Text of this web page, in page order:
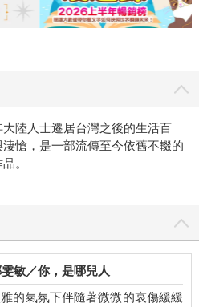
陸人士遷居台灣之後的生活百
愴，是一部流傳至今依舊不輟的
。
敏／你，是哪兒人
的氣氛下伴隨著微微的哀傷緩緩